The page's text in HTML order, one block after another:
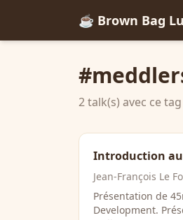
☕ Brown Bag
2 talk(s) avec ce tag
Introduction au
Jean-François Le
Présentation de
Development.